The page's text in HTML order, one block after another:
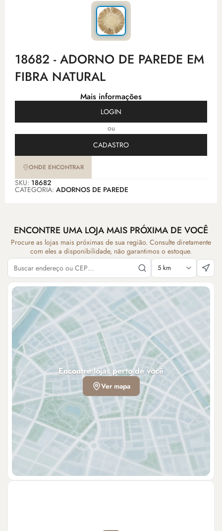
18682 - ADORNO DE PAREDE EM
FIBRA NATURAL
Mais informações
LOGIN
ou
CADASTRO
ONDE ENCONTRAR
SKU: 18682
CATEGORIA: ADORNOS DE PAREDE
ENCONTRE UMA LOJA MAIS PRÓXIMA DE VOCÊ
Procure as lojas mais próximas de sua região. Consulte diretamente
com eles a disponibilidade, não garantimos o estoque.
Encontre lojas perto de você
Ver mapa